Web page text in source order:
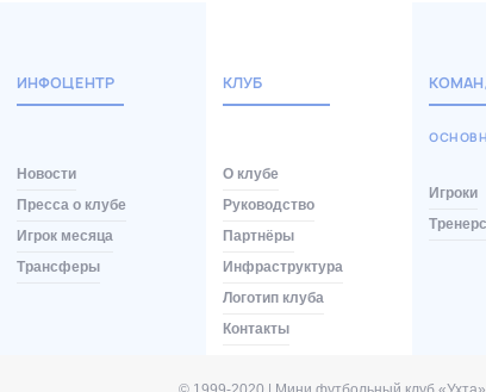
ИНФОЦЕНТР
Новости
Пресса о клубе
Игрок месяца
Трансферы
КЛУБ
О клубе
Руководство
Партнёры
Инфраструктура
Логотип клуба
Контакты
Игроки